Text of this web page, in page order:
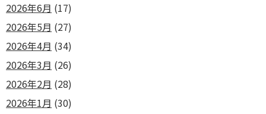
2026年6月 (17)
2026年5月 (27)
2026年4月 (34)
2026年3月 (26)
2026年2月 (28)
2026年1月 (30)